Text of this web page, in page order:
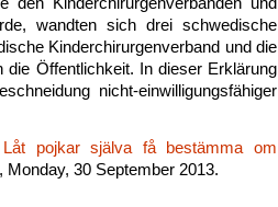
wandten sich drei schwedische
Kinderchirurgenverband und die
Öffentlichkeit. In dieser Erklärung
nicht-einwilligungsfähiger
Låt pojkar själva få bestämma om
Monday, 30 September 2013.